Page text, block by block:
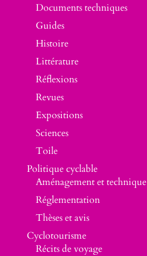
Documents techniques
Guides
Histoire
Littérature
Réflexions
Revues
Expositions
Sciences
Toile
Politique cyclable
Aménagement et technique
Réglementation
Thèses et avis
Cyclotourisme
Récits de voyage